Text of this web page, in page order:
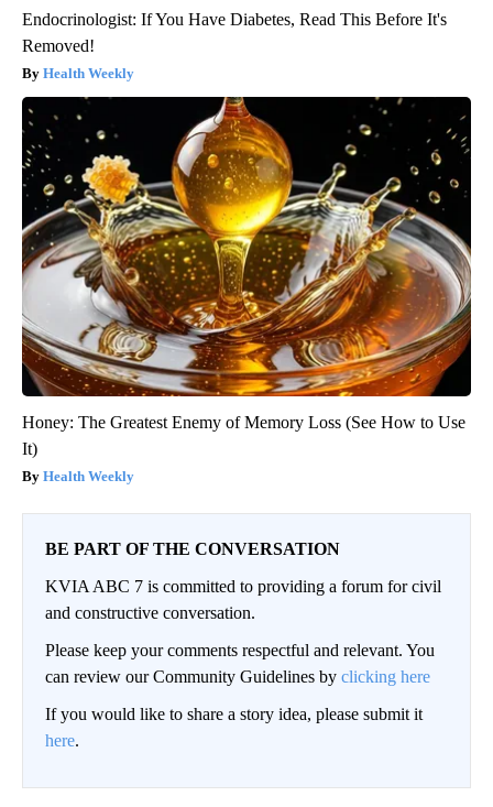
Endocrinologist: If You Have Diabetes, Read This Before It's
Removed!
Health Weekly
Honey: The Greatest Enemy of Memory Loss (See How to Use
It)
Health Weekly
BE PART OF THE CONVERSATION
KVIA ABC 7 is committed to providing a forum for civil
and constructive conversation.
Please keep your comments respectful and relevant. You
can review our Community Guidelines by clicking here
If you would like to share a story idea, please submit it
here.